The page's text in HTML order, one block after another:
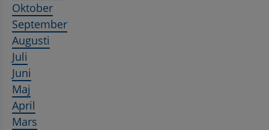
Oktober
September
Augusti
Juli
Juni
Maj
April
Mars